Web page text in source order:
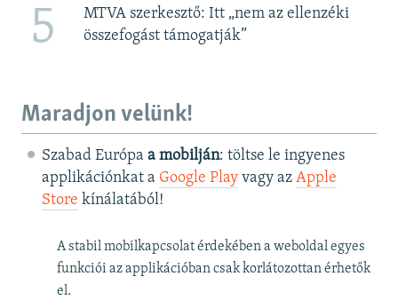
5
MTVA szerkesztő: Itt „nem az ellenzéki
összefogást támogatják”
Maradjon velünk!
Szabad Európa a mobilján: töltse le ingyenes
applikációnkat a Google Playvagy az Apple
Store kínálatából!
A stabil mobilkapcsolat érdekében a weboldal egyes
funkciói az applikációban csak korlátozottan érhetők
el.